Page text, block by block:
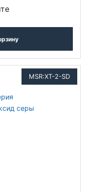
MSR:XT-2-SD